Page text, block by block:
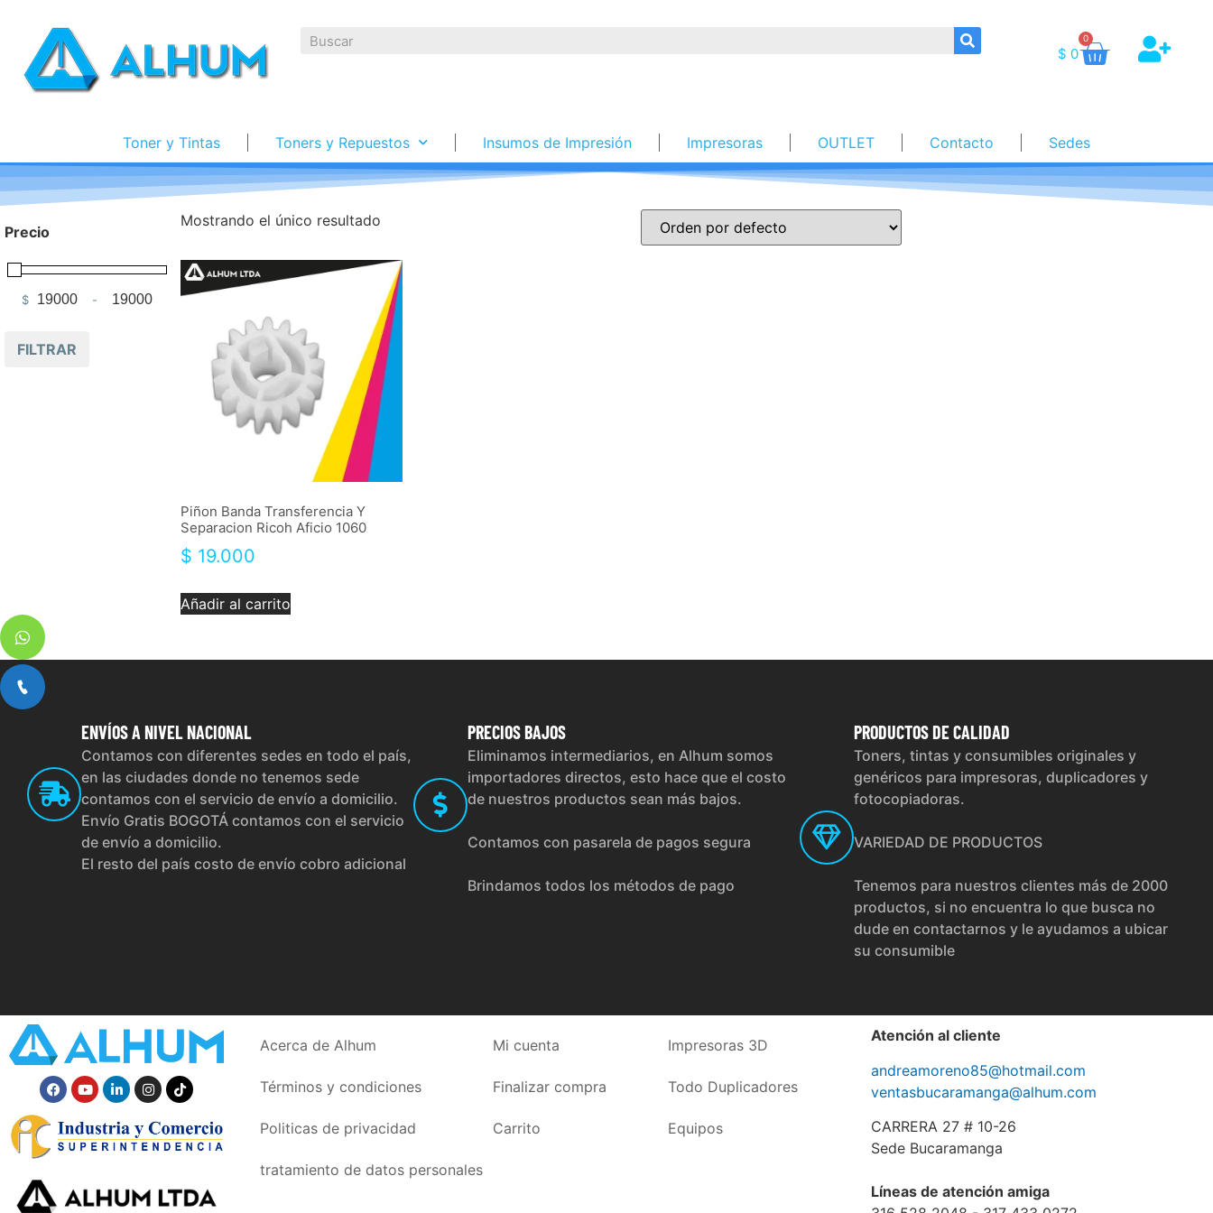
$ 0
0
Toner y Tintas Toners y Repuestos Insumos de Impresión Impresoras OUTLET Contacto Sedes
Precio
$ Minimum Price
-Maximum Price
FILTRAR
Mostrando el único resultado
Piñon Banda Transferencia Y
Separacion Ricoh Aficio 1060
$ 19.000
Añadir al carrito
ENVÍOSA NIVEL NACIONAL
Contamos con diferentes sedes en todo el país,
en las ciudades donde no tenemos sede
contamos con el servicio de envío a domicilio.
Envío Gratis BOGOTÁ contamos con el servicio
de envío a domicilio.
El resto del país costo de envío cobro adicional
PRECIOSBAJOS
Eliminamos intermediarios, en Alhum somos
importadores directos, esto hace que el costo
de nuestros productos sean más bajos.
Contamos con pasarela de pagos segura
Brindamos todos los métodos de pago
PRODUCTOSDE CALIDAD
Toners, tintas y consumibles originales y
genéricos para impresoras, duplicadores y
fotocopiadoras.
VARIEDAD DE PRODUCTOS
Tenemos para nuestros clientes más de 2000
productos, si no encuentra lo que busca no
dude en contactarnos y le ayudamos a ubicar
su consumible
Acerca de Alhum
Términos y condiciones
Politicas de privacidad
tratamiento de datos personales
Mi cuenta
Finalizar compra
Carrito
Impresoras 3D
Todo Duplicadores
Equipos
Atención al cliente
andreamoreno85@hotmail.com
ventasbucaramanga@alhum.com
CARRERA 27 # 10-26
Sede Bucaramanga
Líneas de atención amiga